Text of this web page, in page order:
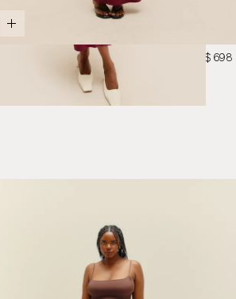
Vestido Livia Vinho
R$ 698